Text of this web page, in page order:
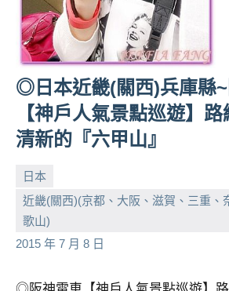
◎日本近畿(關西)兵庫縣
【神戶人氣景點巡遊】
清新的『六甲山』
日本
近畿(關西)(京都、大阪、滋賀、三重、
歌山)
2015 年 7 月 8 日
小
芳
No
comments